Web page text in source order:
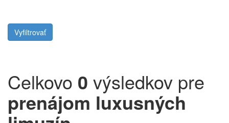
Celkovo 0 výsledkov pre
prenájom luxusných